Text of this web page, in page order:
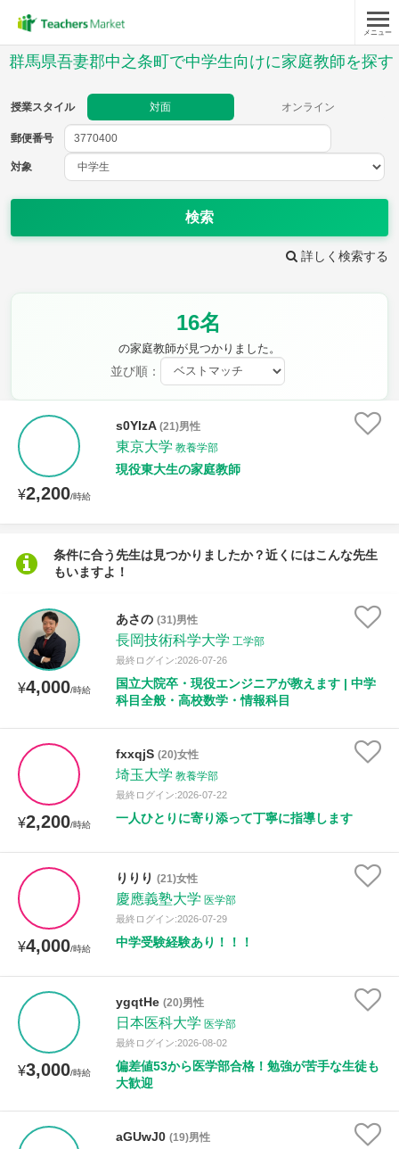
メニュー
群馬県吾妻郡中之条町で中学生向けに家庭教師を探す
授業スタイル 対面 オンライン
郵便番号
対象
検索
詳しく検索する
16名
の家庭教師が見つかりました。
並び順：
¥2,200/時給
s0YIzA (21)男性
東京大学 教養学部
現役東大生の家庭教師
条件に合う先生は見つかりましたか？近くにはこんな先生
もいますよ！
¥4,000/時給
あさの (31)男性
長岡技術科学大学 工学部
最終ログイン:2026-07-26
国立大院卒・現役エンジニアが教えます | 中学
科目全般・高校数学・情報科目
¥2,200/時給
fxxqjS (20)女性
埼玉大学 教養学部
最終ログイン:2026-07-22
一人ひとりに寄り添って丁寧に指導します
¥4,000/時給
りりり (21)女性
慶應義塾大学 医学部
最終ログイン:2026-07-29
中学受験経験あり！！！
¥3,000/時給
ygqtHe (20)男性
日本医科大学 医学部
最終ログイン:2026-08-02
偏差値53から医学部合格！勉強が苦手な生徒も
大歓迎
aGUwJ0 (19)男性
郵便番号
教科
現代文 古典
公民 芸術 音楽 保健体育
時給：¥1,000 ～ ¥10,000
月曜日 火曜日
土曜日
所属大学